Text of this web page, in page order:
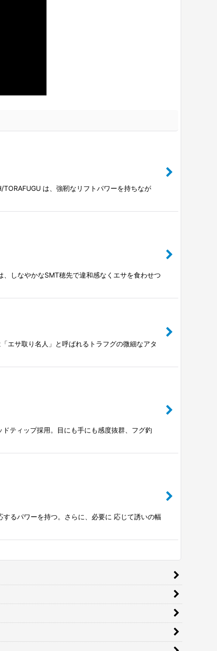
は、強靭なリフトパワーを持ちなが
しなやかなSMT穂先で違和感なくエサを食わせつ
エサ取り名人」と呼ばれるトラフグの微細なアタ
ティップ採用。目にも手にも感度抜群、フグ釣
るパワーを持つ。さらに、必要に 応じて誘いの幅